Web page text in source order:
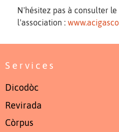
N'hésitez pas à consulter
l'association :
Services
Dicodòc
Revirada
Còrpus